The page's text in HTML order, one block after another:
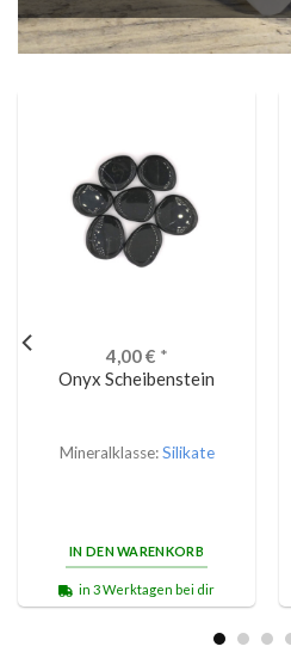
4,00€ *
Onyx Scheibenstein
Mineralklasse:Silikate
IN DEN WARENKORB
in 3 Werktagen bei dir